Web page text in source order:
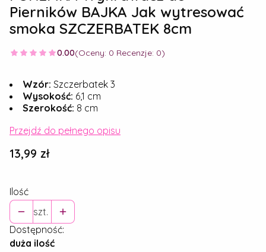
Pierników BAJKA Jak wytresować
smoka SZCZERBATEK 8cm
0.00(Oceny: 0 Recenzje: 0)
Wzór: Szczerbatek 3
Wysokość: 6,1 cm
Szerokość: 8 cm
Przejdź do pełnego opisu
Cena
13,99 zł
Ilość
szt.
Dostępność:
duża ilość